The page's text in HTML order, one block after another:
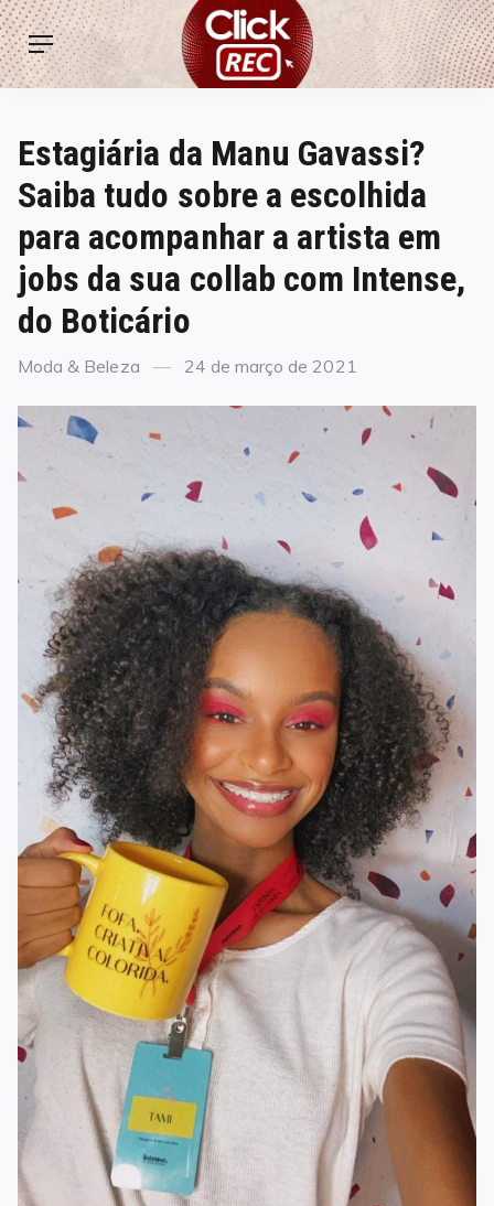
Skip
to
content
ClickREC
Menu
Estagiária da Manu Gavassi?
Saiba tudo sobre a escolhida
para acompanhar a artista em
jobs da sua collab com Intense,
do Boticário
Categories
Moda & Beleza
Posted
24 de março de 2021